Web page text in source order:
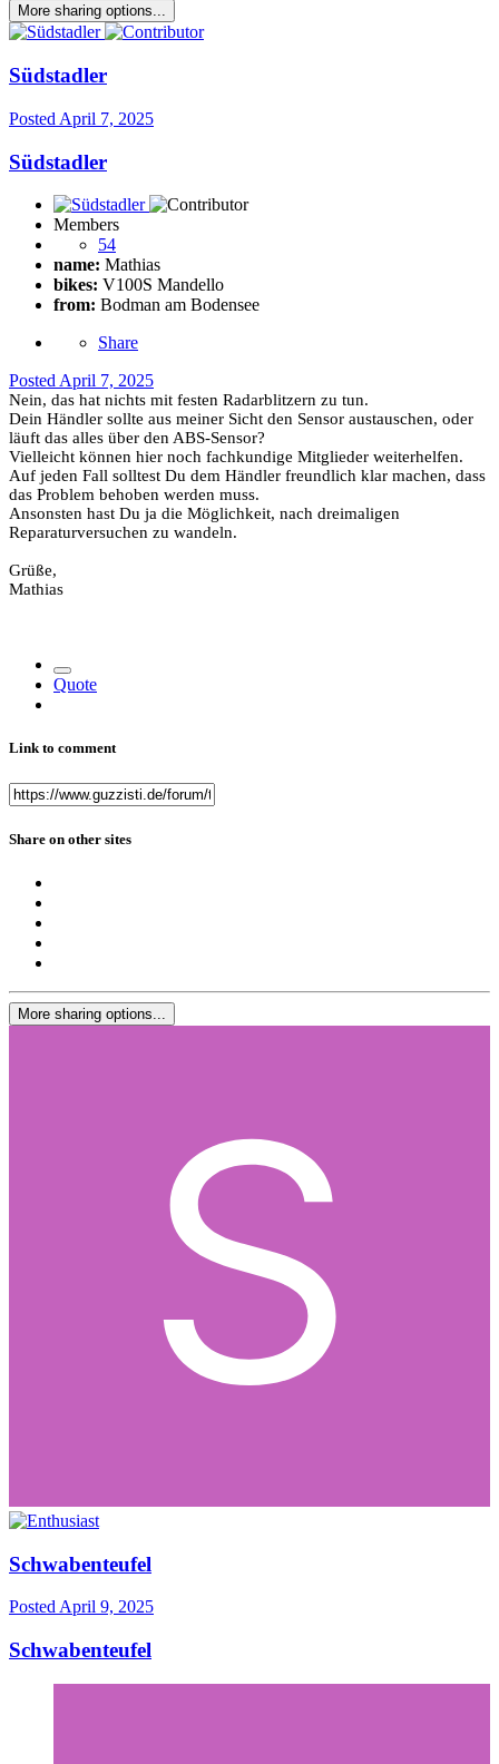
More sharing options...
Südstadler
Posted April 7, 2025
Südstadler
Members
54
name: Mathias
bikes: V100S Mandello
from: Bodman am Bodensee
Share
Posted April 7, 2025
Nein, das hat nichts mit festen Radarblitzern zu tun.
Dein Händler sollte aus meiner Sicht den Sensor austauschen, oder
läuft das alles über den ABS-Sensor?
Vielleicht können hier noch fachkundige Mitglieder weiterhelfen.
Auf jeden Fall solltest Du dem Händler freundlich klar machen, dass
das Problem behoben werden muss.
Ansonsten hast Du ja die Möglichkeit, nach dreimaligen
Reparaturversuchen zu wandeln.
Grüße,
Mathias
Quote
Link to comment
Share on other sites
More sharing options...
Schwabenteufel
Posted April 9, 2025
Schwabenteufel